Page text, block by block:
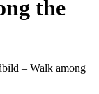
the
– Walk among